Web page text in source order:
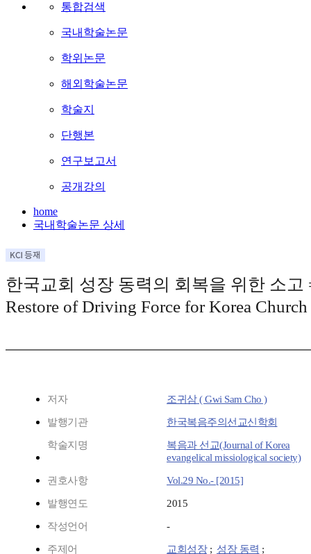
통합검색
국내학술논문
학위논문
해외학술논문
학술지
단행본
연구보고서
공개강의
home
국내학술논문 상세
한국교회 성장 동력의 회복을 위한 소고
Restore of Driving Force for Korea
저자 조귀삼 ( Gwi Sam Cho )
발행기관 한국복음주의선교신학회
학술지명
복음과 선교(Journal of Korea
evangelical missiological society)
권호사항 Vol.29 No.- [2015]
발행연도 2015
작성언어 -
주제어 교회성장; 성장 동력 ;